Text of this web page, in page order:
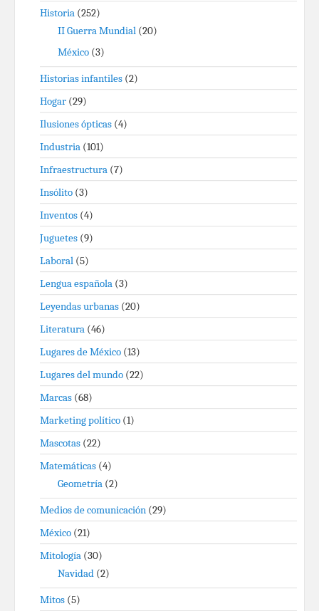
Historia (252)
II Guerra Mundial (20)
México (3)
Historias infantiles (2)
Hogar (29)
Ilusiones ópticas (4)
Industria (101)
Infraestructura (7)
Insólito (3)
Inventos (4)
Juguetes (9)
Laboral (5)
Lengua española (3)
Leyendas urbanas (20)
Literatura (46)
Lugares de México (13)
Lugares del mundo (22)
Marcas (68)
Marketing político (1)
Mascotas (22)
Matemáticas (4)
Geometría (2)
Medios de comunicación (29)
México (21)
Mitología (30)
Navidad (2)
Mitos (5)